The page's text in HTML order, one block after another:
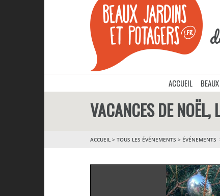
ACCUEIL
VACANCES DE NOËL,
ACCUEIL > TOUS LES ÉVÉNEMENTS > ÉVÉNEMENTS